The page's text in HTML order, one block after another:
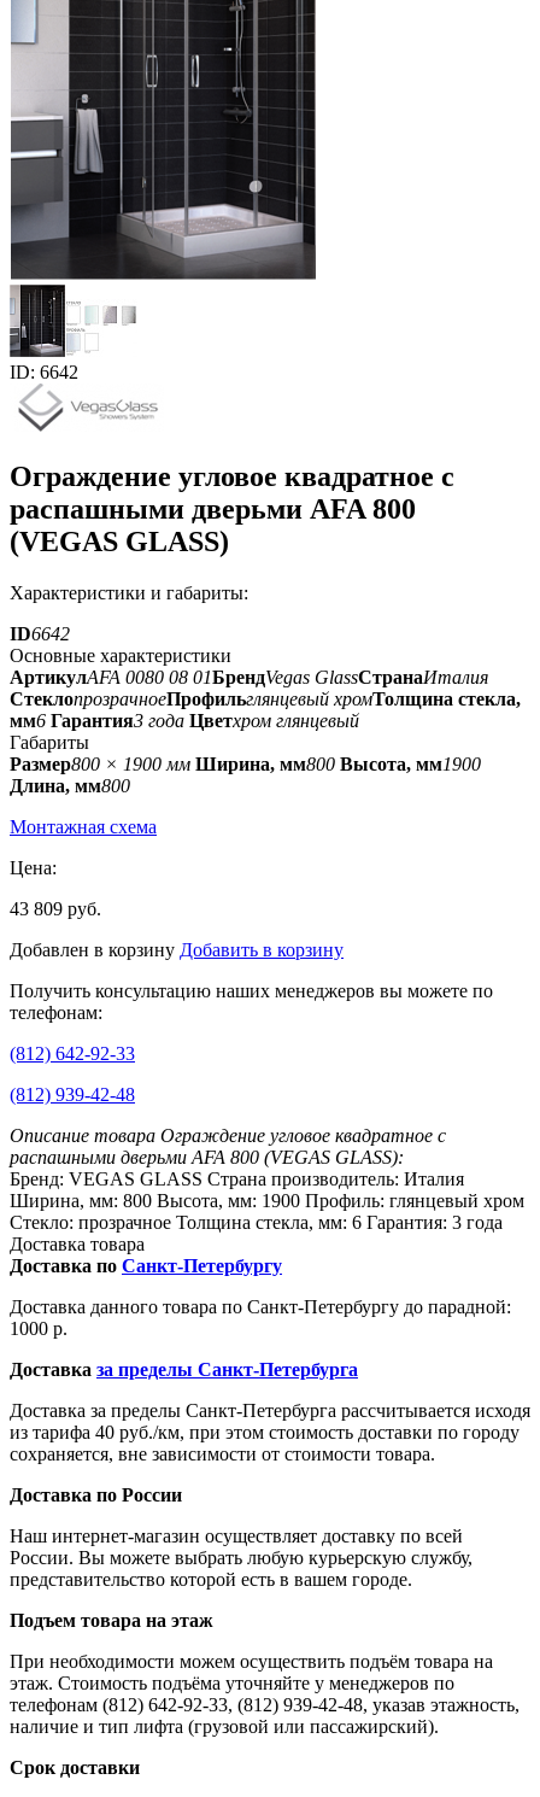
ID: 6642
Ограждение угловое квадратное с
распашными дверьми AFA 800
(VEGAS GLASS)
Характеристики и габариты:
ID6642
Основные характеристики
АртикулAFA 0080 08 01БрендVegas GlassСтранаИталия
СтеклопрозрачноеПрофильглянцевый хромТолщина стекла,
мм6 Гарантия3 года Цветхром глянцевый
Габариты
Размер800 × 1900 мм Ширина, мм800 Высота, мм1900
Длина, мм800
Монтажная схема
Цена:
43 809 руб.
Добавлен в корзину Добавить в корзину
Получить консультацию наших менеджеров вы можете по
телефонам:
(812) 642-92-33
(812) 939-42-48
Описание товара Ограждение угловое квадратное с
распашными дверьми AFA 800 (VEGAS GLASS):
Бренд: VEGAS GLASS Страна производитель: Италия
Ширина, мм: 800 Высота, мм: 1900 Профиль: глянцевый хром
Стекло: прозрачное Толщина стекла, мм: 6 Гарантия: 3 года
Доставка товара
Доставка по Санкт-Петербургу
Доставка данного товара по Санкт-Петербургу до парадной:
1000 р.
Доставка за пределы Санкт-Петербурга
Доставка за пределы Санкт-Петербурга рассчитывается исходя
из тарифа 40 руб./км, при этом стоимость доставки по городу
сохраняется, вне зависимости от стоимости товара.
Доставка по России
Наш интернет-магазин осуществляет доставку по всей
России. Вы можете выбрать любую курьерскую службу,
представительство которой есть в вашем городе.
Подъем товара на этаж
При необходимости можем осуществить подъём товара на
этаж. Стоимость подъёма уточняйте у менеджеров по
телефонам (812) 642-92-33, (812) 939-42-48, указав этажность,
наличие и тип лифта (грузовой или пассажирский).
Срок доставки